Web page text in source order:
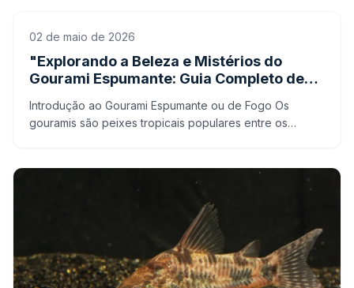
02 de maio de 2026
"Explorando a Beleza e Mistérios do
Gourami Espumante: Guia Completo de
Introdução ao Gourami Espumante ou de Fogo Os
gouramis são peixes tropicais populares entre os